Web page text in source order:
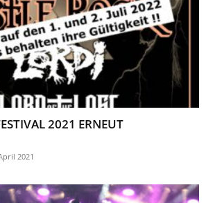
2021 ERNEUT
2021